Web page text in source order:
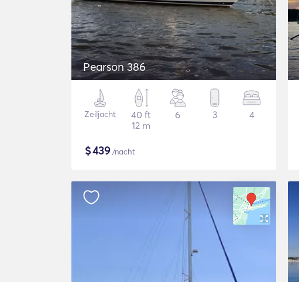
Pearson 386
Zeiljacht
40 ft
12 m
6 3 4
$439/nacht